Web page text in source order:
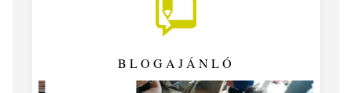
BLOGAJÁNLÓ